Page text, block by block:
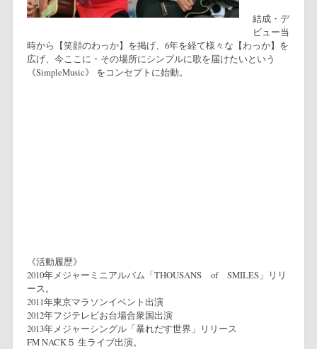
結成・デ
ビュー当
時から【笑顔のわっか】を掲げ、6年を経て様々な【わっか】を
広げ、今ここに・その場所にシンプルに歌を届けたいという
《SimpleMusic》 をコンセプトに始動。
《活動履歴》
2010年メジャーミニアルバム「THOUSANS of SMILES」リリ
ース。
2011年東京マラソンイベント出演
2012年フジテレビお台場合衆国出演
2013年メジャーシングル「暴れだす世界」リリース
FM NACK５ 生ライブ出演。